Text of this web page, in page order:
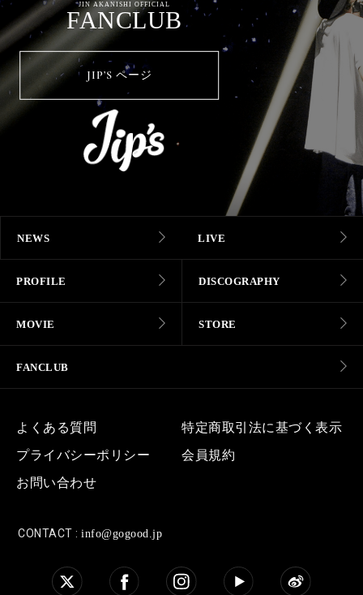
JIN AKANISHI OFFICIAL
FANCLUB
JIP’S ページ
NEWS LIVE
PROFILE DISCOGRAPHY
MOVIE STORE
FANCLUB
よくある質問
特定商取引法に基づく表示
プライバシーポリシー
会員規約
お問い合わせ
CONTACT : info@gogood.jp